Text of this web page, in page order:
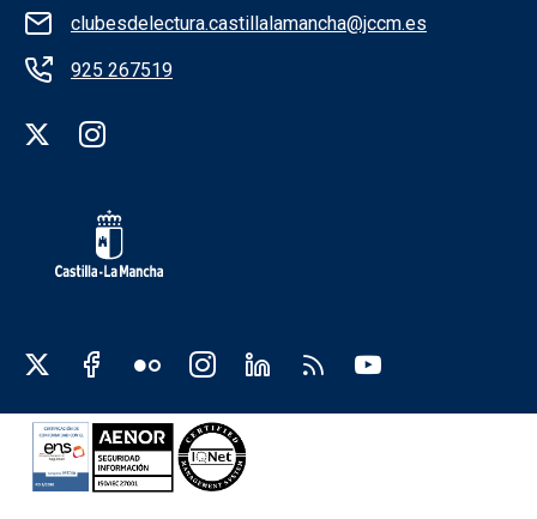
clubesdelectura.castillalamancha@jccm.es
925 267519
Redes sociales institución
Redes sociales JCCM